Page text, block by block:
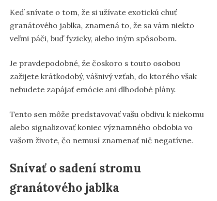
Keď snívate o tom, že si užívate exotickú chuť
granátového jablka, znamená to, že sa vám niekto
veľmi páči, buď fyzicky, alebo iným spôsobom.
Je pravdepodobné, že čoskoro s touto osobou
zažijete krátkodobý, vášnivý vzťah, do ktorého však
nebudete zapájať emócie ani dlhodobé plány.
Tento sen môže predstavovať vašu obdivu k niekomu
alebo signalizovať koniec významného obdobia vo
vašom živote, čo nemusí znamenať nič negatívne.
Snívať o sadení stromu
granátového jablka